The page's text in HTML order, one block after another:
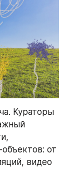
Кураторы
от
видео